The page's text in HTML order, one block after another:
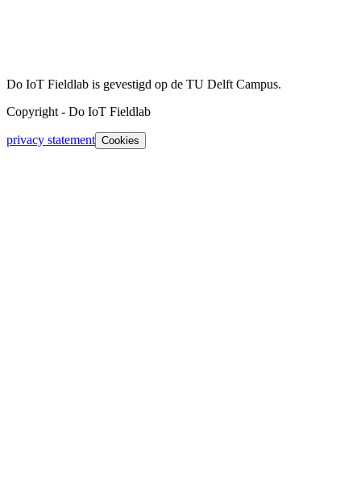
Do IoT Fieldlab is gevestigd op de TU Delft Campus.
Copyright - Do IoT Fieldlab
privacy statement Cookies